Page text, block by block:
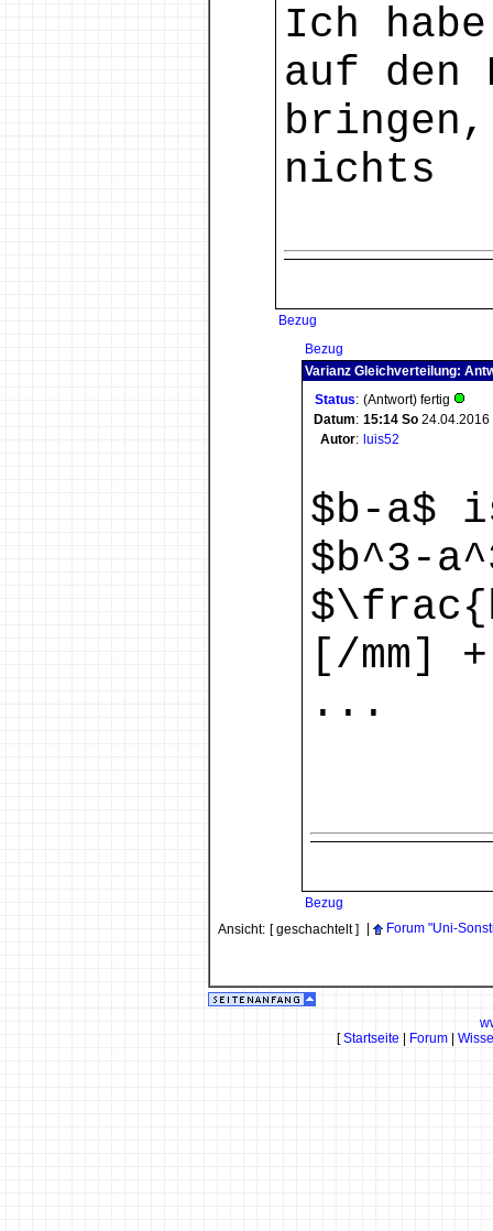
Ich
auf den
nichts
Bezug
Bezug
Varianz Gleichverteilung:
Status: (Antwort) fertig
Datum: 15:14 So 24.04.2016
Autor: luis52
$b-a$
$b^3-
[/mm]
...
Bezug
Ansicht: [ geschachtelt ] Forum "Uni-
[Startseite Forum